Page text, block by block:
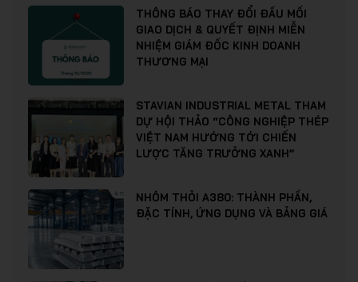
THÔNG BÁO THAY ĐỔI ĐẦU MỐI
GIAO DỊCH & QUYẾT ĐỊNH MIỄN
NHIỆM GIÁM ĐỐC KINH DOANH
THƯƠNG MẠI
STAVIAN INDUSTRIAL METAL THAM
DỰ HỘI THẢO “CÔNG NGHIỆP THÉP
VIỆT NAM HƯỚNG TỚI CHIẾN
LƯỢC TĂNG TRƯỞNG XANH”
NHÔM THỎI A380: THÀNH PHẦN,
ĐẶC TÍNH, ỨNG DỤNG VÀ BẢNG GIÁ